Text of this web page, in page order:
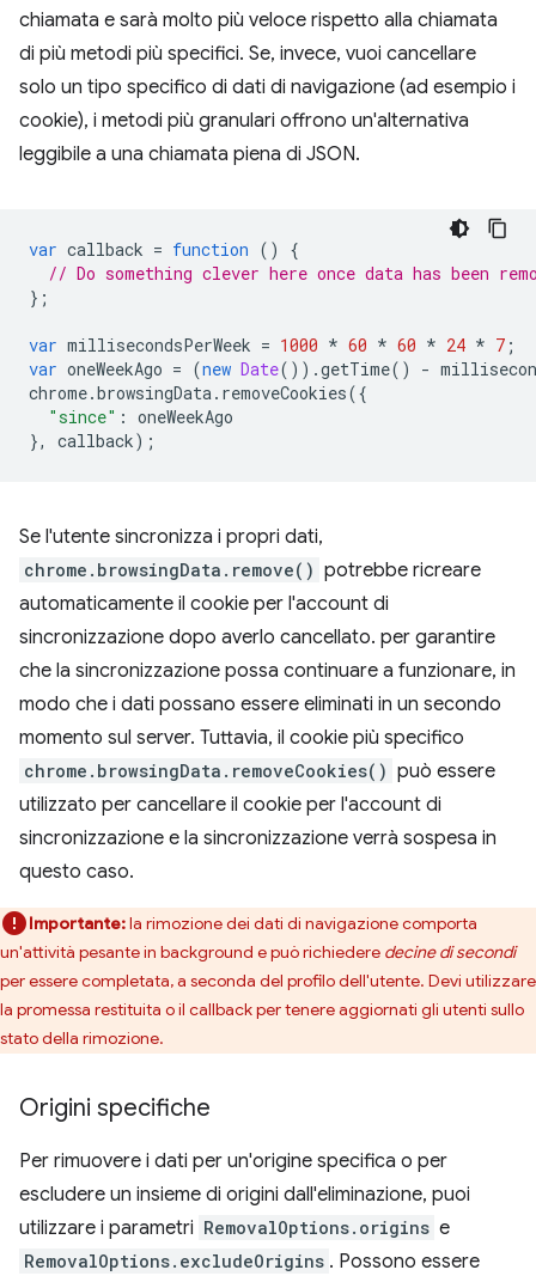
chiamata e sarà molto più veloce rispetto alla chiamata
di più metodi più specifici. Se, invece, vuoi cancellare
solo un tipo specifico di dati di navigazione (ad esempio i
cookie), i metodi più granulari offrono un'alternativa
leggibile a una chiamata piena di JSON.
var callback = function ()
{
// Do something clever here once data has been
};
var millisecondsPerWeek = 1000 * 60 * 60 * 24 * 7 ;
var oneWeekAgo = (new Date()).getTime() -
chrome.browsingData. removeCookies({
"since" : oneWeekAgo
},
callback);
Se l'utente sincronizza i propri dati,
chrome.browsingData.remove() potrebbe ricreare
automaticamente il cookie per l'account di
sincronizzazione dopo averlo cancellato. per garantire
che la sincronizzazione possa continuare a funzionare, in
modo che i dati possano essere eliminati in un secondo
momento sul server. Tuttavia, il cookie più specifico
chrome.browsingData.removeCookies() può essere
utilizzato per cancellare il cookie per l'account di
sincronizzazione e la sincronizzazione verrà sospesa in
questo caso.
Importante:la rimozione dei dati di navigazione comporta
un'attività pesante in background e può richiedere decine di secondi
per essere completata, a seconda del profilo dell'utente. Devi utilizzare
la promessa restituita o il callback per tenere aggiornati gli utenti sullo
stato della rimozione.
Origini specifiche
Per rimuovere i dati per un'origine specifica o per
escludere un insieme di origini dall'eliminazione, puoi
utilizzare i parametri RemovalOptions.origins e
RemovalOptions.excludeOrigins . Possono essere